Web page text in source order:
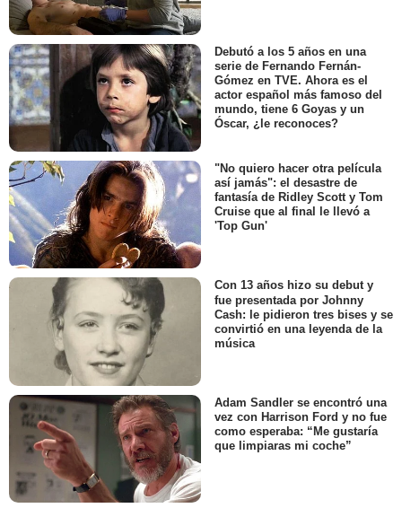
Debutó a los 5 años en una
serie de Fernando Fernán-
Gómez en TVE. Ahora es el
actor español más famoso del
mundo, tiene 6 Goyas y un
Óscar, ¿le reconoces?
"No quiero hacer otra película
así jamás": el desastre de
fantasía de Ridley Scott y Tom
Cruise que al final le llevó a
'Top Gun'
Con 13 años hizo su debut y
fue presentada por Johnny
Cash: le pidieron tres bises y se
convirtió en una leyenda de la
música
Adam Sandler se encontró una
vez con Harrison Ford y no fue
como esperaba: “Me gustaría
que limpiaras mi coche”